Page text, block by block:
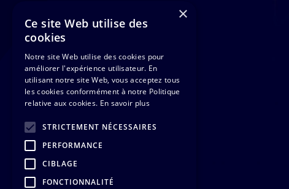
×
Ce site Web utilise des
cookies
Notre site Web utilise des cookies pour
améliorer l'expérience utilisateur. En
utilisant notre site Web, vous acceptez tous
les cookies conformément à notre Politique
relative aux cookies. En savoir plus
STRICTEMENT NÉCESSAIRES
PERFORMANCE
CIBLAGE
FONCTIONNALITÉ